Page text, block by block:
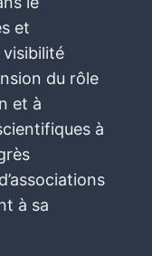
et
du rôle
et à
à
à sa